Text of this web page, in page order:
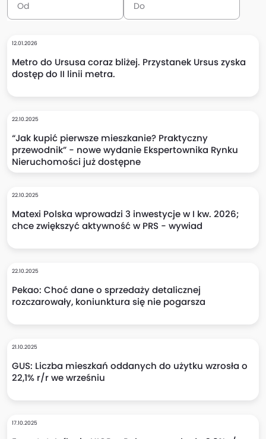
12.01.2026
Metro do Ursusa coraz bliżej. Przystanek Ursus zyska
dostęp do II linii metra.
22.10.2025
“Jak kupić pierwsze mieszkanie? Praktyczny
przewodnik” - nowe wydanie Ekspertownika Rynku
Nieruchomości już dostępne
22.10.2025
Matexi Polska wprowadzi 3 inwestycje w I kw. 2026;
chce zwiększyć aktywność w PRS - wywiad
22.10.2025
Pekao: Choć dane o sprzedaży detalicznej
rozczarowały, koniunktura się nie pogarsza
21.10.2025
GUS: Liczba mieszkań oddanych do użytku wzrosła o
22,1% r/r we wrześniu
17.10.2025